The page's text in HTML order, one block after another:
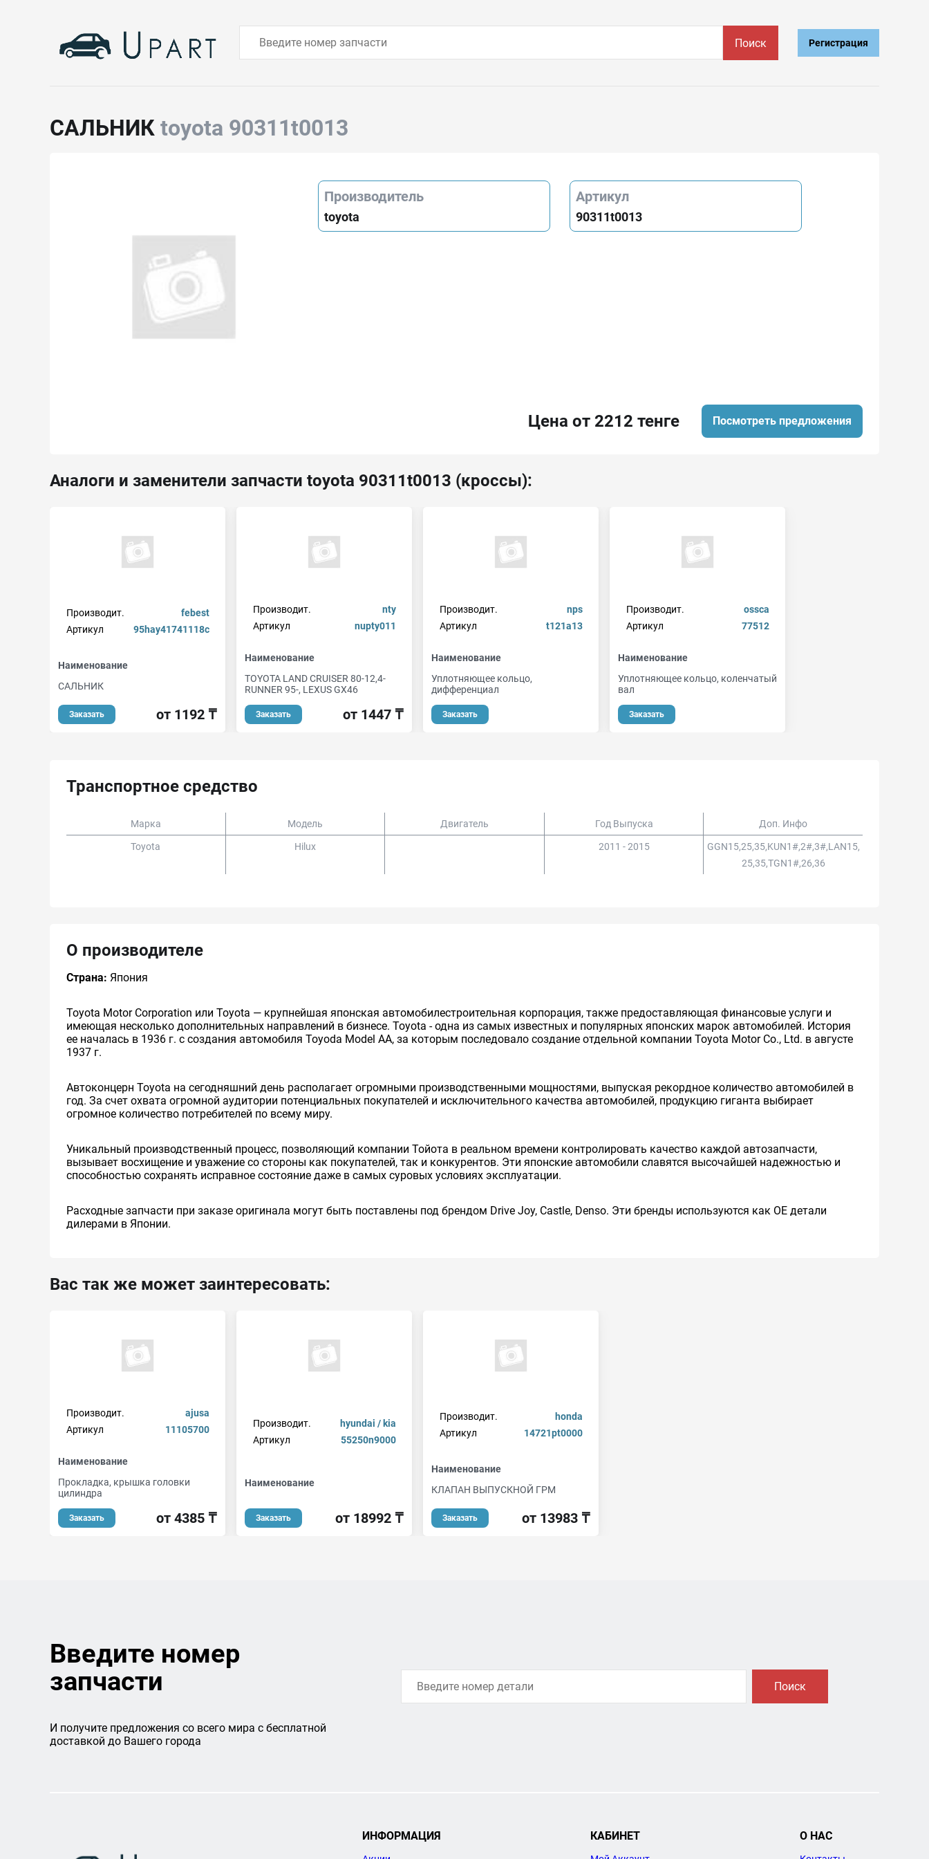
Поиск Регистрация
САЛЬНИК toyota 90311t0013
Производитель
toyota
Артикул
90311t0013
Цена от 2212 тенге Посмотреть предложения
Аналоги и заменители запчасти toyota 90311t0013 (кроссы):
Производит.
febest
Артикул
95hay41741118c
Наименование
САЛЬНИК
Заказать от 1192 ₸
Производит.
nty
Артикул
nupty011
Наименование
TOYOTA LAND CRUISER 80-12,4-
RUNNER 95-, LEXUS GX46
Заказать от 1447 ₸
Производит.
nps
Артикул
t121a13
Наименование
Уплотняющее кольцо,
дифференциал
Заказать
Производит.
ossca
Артикул
77512
Наименование
Уплотняющее кольцо, коленчатый
вал
Заказать
Транспортное средство
Марка Модель Двигатель Год Выпуска Доп. Инфо
Toyota Hilux 2011 - 2015
GGN15,25,35,KUN1#,2#,3#,LAN15,
25,35,TGN1#,26,36
О производителе
Страна: Япония
Toyota Motor Corporation или Toyota — крупнейшая японская автомобилестроительная корпорация, также предоставляющая финансовые услуги и
имеющая несколько дополнительных направлений в бизнесе. Toyota - одна из самых известных и популярных японских марок автомобилей. История
ее началась в 1936 г. с создания автомобиля Toyoda Model AA, за которым последовало создание отдельной компании Toyota Motor Co., Ltd. в августе
1937 г.
Автоконцерн Toyota на сегодняшний день располагает огромными производственными мощностями, выпуская рекордное количество автомобилей в
год. За счет охвата огромной аудитории потенциальных покупателей и исключительного качества автомобилей, продукцию гиганта выбирает
огромное количество потребителей по всему миру.
Уникальный производственный процесс, позволяющий компании Тойота в реальном времени контролировать качество каждой автозапчасти,
вызывает восхищение и уважение со стороны как покупателей, так и конкурентов. Эти японские автомобили славятся высочайшей надежностью и
способностью сохранять исправное состояние даже в самых суровых условиях эксплуатации.
Расходные запчасти при заказе оригинала могут быть поставлены под брендом Drive Joy, Castle, Denso. Эти бренды используются как ОЕ детали
дилерами в Японии.
Вас так же может заинтересовать:
Производит.
ajusa
Артикул
11105700
Наименование
Прокладка, крышка головки
цилиндра
Заказать от 4385 ₸
Производит.
hyundai / kia
Артикул
55250n9000
Наименование
Заказать от 18992 ₸
Производит.
honda
Артикул
14721pt0000
Наименование
КЛАПАН ВЫПУСКНОЙ ГРМ
Заказать от 13983 ₸
Введите номер
запчасти
И получите предложения со всего мира с бесплатной
доставкой до Вашего города
Поиск
ИНФОРМАЦИЯ КАБИНЕТ О НАС